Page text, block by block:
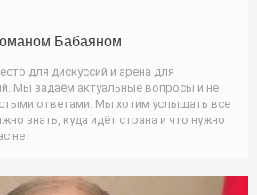
Бабаяном
для дискуссий и арена для
Мы задаём актуальные вопросы и не
ответами. Мы хотим услышать все
знать, куда идёт страна и что нужно
нет